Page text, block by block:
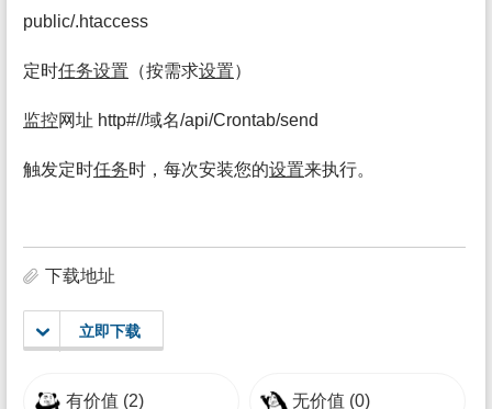
public/.htaccess
定时任务设置 （按需求设置）
监控网址 http#//域名/api/Crontab/send
触发定时任务时，每次安装您的设置来执行。
下载地址
立即下载
有价值 (2) 无价值 (0)